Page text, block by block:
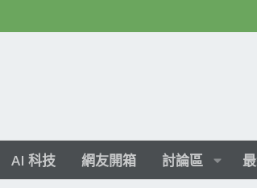
AI 科技 網友開箱 討論區